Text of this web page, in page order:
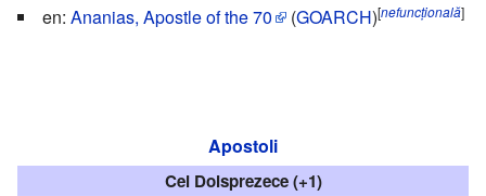
en: Ananias, Apostle of the 70 (GOARCH)[nefuncțională]
Apostoli
Cei Doisprezece (+1)